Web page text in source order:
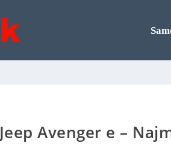
Jeep Avenger e –